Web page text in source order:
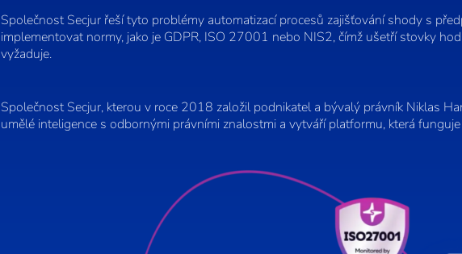
Společnost Secjur řeší tyto problémy automatizací procesů zajišťování shody s
implementovat normy, jako je GDPR, ISO 27001 nebo NIS2, čímž ušetří stovky
vyžaduje.
Společnost Secjur, kterou v roce 2018 založil podnikatel a bývalý právník Niklas
umělé inteligence s odbornými právními znalostmi a vytváří platformu, která